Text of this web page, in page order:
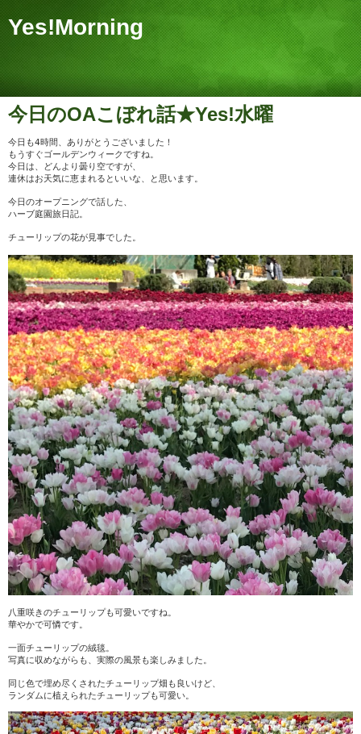
Yes!Morning
今日のOAこぼれ話★Yes!水曜
今日も4時間、ありがとうございました！
もうすぐゴールデンウィークですね。
今日は、どんより曇り空ですが、
連休はお天気に恵まれるといいな、と思います。
今日のオープニングで話した、
ハーブ庭園旅日記。
チューリップの花が見事でした。
八重咲きのチューリップも可愛いですね。
華やかで可憐です。
一面チューリップの絨毯。
写真に収めながらも、実際の風景も楽しみました。
同じ色で埋め尽くされたチューリップ畑も良いけど、
ランダムに植えられたチューリップも可愛い。